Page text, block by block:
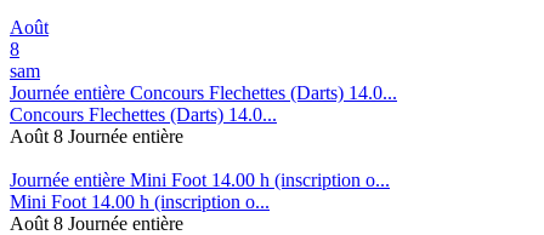
Août
8
sam
Journée entière Concours Flechettes (Darts) 14.0...
Concours Flechettes (Darts) 14.0...
Août 8 Journée entière
Journée entière Mini Foot 14.00 h (inscription o...
Mini Foot 14.00 h (inscription o...
Août 8 Journée entière